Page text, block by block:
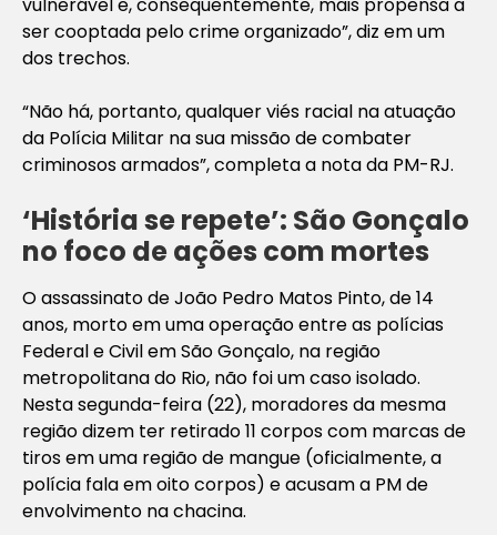
ser cooptada pelo crime organizado”, diz em um
dos trechos.
“Não há, portanto, qualquer viés racial na atuação
da Polícia Militar na sua missão de combater
criminosos armados”, completa a nota da PM-RJ.
‘História se repete’: São Gonçalo
no foco de ações com mortes
O assassinato de João Pedro Matos Pinto, de 14
anos, morto em uma operação entre as polícias
Federal e Civil em São Gonçalo, na região
metropolitana do Rio, não foi um caso isolado.
Nesta segunda-feira (22), moradores da mesma
região dizem ter retirado 11 corpos com marcas de
tiros em uma região de mangue (oficialmente, a
polícia fala em oito corpos) e acusam a PM de
envolvimento na chacina.